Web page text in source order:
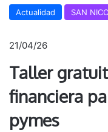
Actualidad SAN
21/04/26
Taller
financiera
pymes